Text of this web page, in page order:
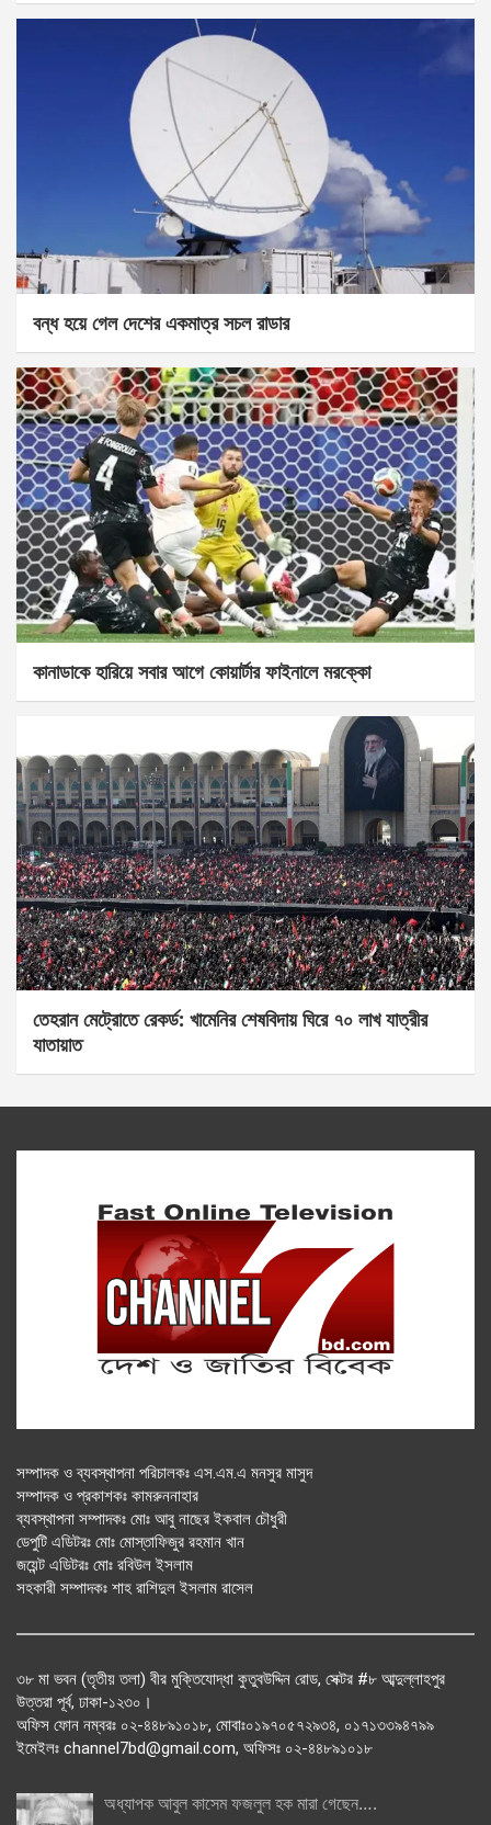
বন্ধ হয়ে গেল দেশের একমাত্র সচল রাডার
কানাডাকে হারিয়ে সবার আগে কোয়ার্টার ফাইনালে মরক্কো
তেহরান মেট্রোতে রেকর্ড: খামেনির শেষবিদায় ঘিরে ৭০ লাখ যাত্রীর
যাতায়াত
সম্পাদক ও ব্যবস্থাপনা পরিচালকঃ এস.এম.এ মনসুর মাসুদ
সম্পাদক ও প্রকাশকঃ কামরুননাহার
ব্যবস্থাপনা সম্পাদকঃ মোঃ আবু নাছের ইকবাল চৌধুরী
ডেপুটি এডিটরঃ মোঃ মোস্তাফিজুর রহমান খান
জয়েন্ট এডিটরঃ মোঃ রবিউল ইসলাম
সহকারী সম্পাদকঃ শাহ রাশিদুল ইসলাম রাসেল
৩৮ মা ভবন (তৃতীয় তলা) বীর মুক্তিযোদ্ধা কুতুবউদ্দিন রোড, সেক্টর #৮ আব্দুল্লাহপুর
উত্তরা পূর্ব, ঢাকা-১২৩০।
অফিস ফোন নম্বরঃ ০২-৪৪৮৯১০১৮, মোবাঃ০১৯৭০৫৭২৯৩৪, ০১৭১৩৩৯৪৭৯৯
ইমেইলঃ channel7bd@gmail.com, অফিসঃ ০২-৪৪৮৯১০১৮
অধ্যাপক আবুল কাসেম ফজলুল হক মারা গেছেন….